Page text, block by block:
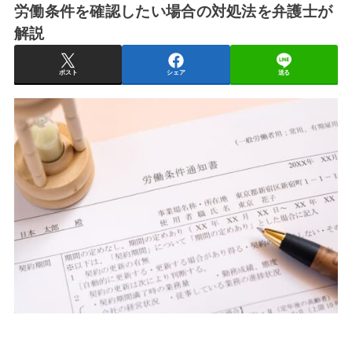
労働条件を確認したい場合の対処法を弁護士が
解説
ポスト シェア 送る